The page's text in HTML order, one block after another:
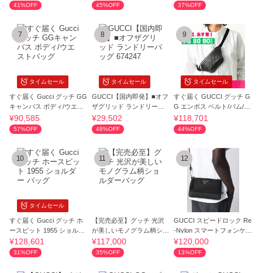
41%OFF 45%OFF 37%OFF
タイムセール
7
すぐ届く Gucci グッチ GG
キャンバス ボディ/ウエス
トバッグ
¥90,585
57%OFF
タイムセール
8
GUCCI【国内即発】■オフ
ザグリッド ランドリーバ
ッグ 674247
¥29,502
48%OFF
タイムセール
9
すぐ届く GUCCI グッチ G
G エンボス ベルト/バム/ボ
ディバッグ
¥118,701
44%OFF
タイムセール
10
すぐ届く Gucci グッチ ホ
ースビット 1955 ショルダ
ー バッグ
¥128,601
31%OFF
11
【完売必至】グッチ 光沢
が美しいモノグラム柄ショ
ルダーバッグ
¥117,000
35%OFF
12
GUCCI スピードロック Re
-Nylon スマートフォンケー
ス
¥120,000
13%OFF